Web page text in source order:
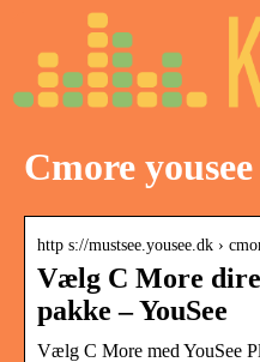
Cmore yousee
http s://mustsee.yousee.dk ›
Vælg C More
pakke – YouSee
Vælg C More med YouSee